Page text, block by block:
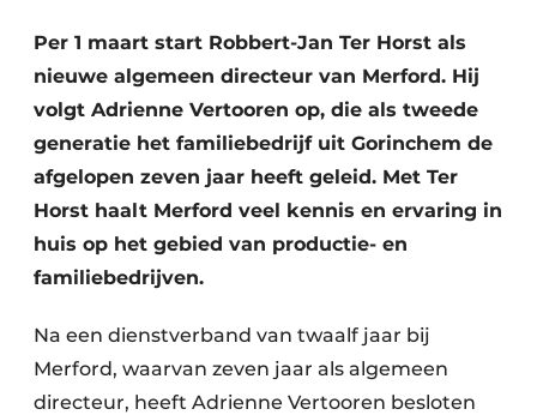
Uitnodiging Rondetafelgesprek – 20 jaar Profiel
Vacature aanmelden
Vacatures
Werben
Per 1 maart start Robbert-Jan Ter Horst als
nieuwe algemeen directeur van Merford. Hij
volgt Adrienne Vertooren op, die als tweede
generatie het familiebedrijf uit Gorinchem de
afgelopen zeven jaar heeft geleid. Met Ter
Horst haalt Merford veel kennis en ervaring in
huis op het gebied van productie- en
familiebedrijven.
Na een dienstverband van twaalf jaar bij
Merford, waarvan zeven jaar als algemeen
directeur, heeft Adrienne Vertooren besloten